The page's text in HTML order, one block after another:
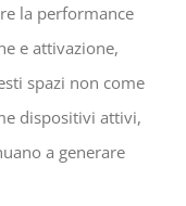
la performance
e attivazione,
spazi non come
dispositivi attivi,
a generare